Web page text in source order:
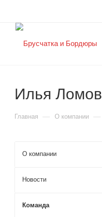
Илья Ломов
Главная — О компании —
О компании
Новости
Команда